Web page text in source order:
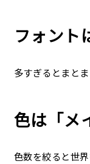
フォント
多すぎるとまと
色は「メ
色数を絞ると世